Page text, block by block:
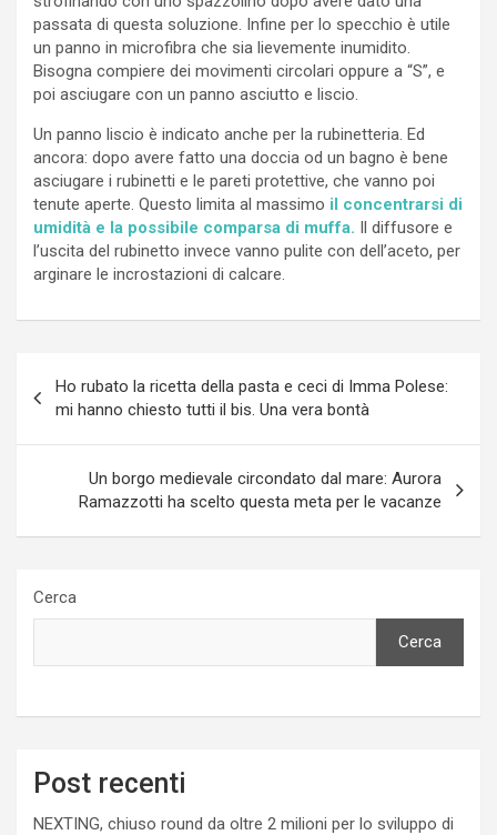
passata di questa soluzione. Infine per lo specchio è utile
un panno in microfibra che sia lievemente inumidito.
Bisogna compiere dei movimenti circolari oppure a “S”, e
poi asciugare con un panno asciutto e liscio.
Un panno liscio è indicato anche per la rubinetteria. Ed
ancora: dopo avere fatto una doccia od un bagno è bene
asciugare i rubinetti e le pareti protettive, che vanno poi
tenute aperte. Questo limita al massimo il concentrarsi di
umidità e la possibile comparsa di muffa. Il diffusore e
l’uscita del rubinetto invece vanno pulite con dell’aceto, per
arginare le incrostazioni di calcare.
articoli
Ho rubato la ricetta della pasta e ceci di Imma Polese:
mi hanno chiesto tutti il bis. Una vera bontà
Un borgo medievale circondato dal mare: Aurora
Ramazzotti ha scelto questa meta per le vacanze
Cerca
Cerca
Post recenti
NEXTING, chiuso round da oltre 2 milioni per lo sviluppo di